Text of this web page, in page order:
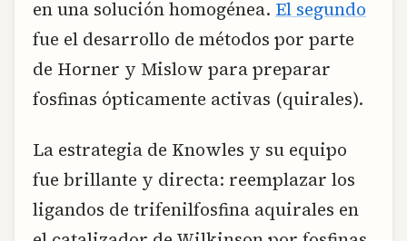
en una solución homogénea. El segundo
fue el desarrollo de métodos por parte
de Horner y Mislow para preparar
fosfinas ópticamente activas (quirales).
La estrategia de Knowles y su equipo
fue brillante y directa: reemplazar los
ligandos de trifenilfosfina aquirales en